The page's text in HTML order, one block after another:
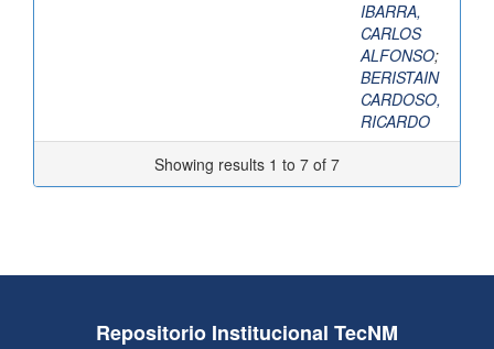
IBARRA,
CARLOS
ALFONSO;
BERISTAIN
CARDOSO,
RICARDO
Showing results 1 to 7 of 7
Repositorio Institucional TecNM